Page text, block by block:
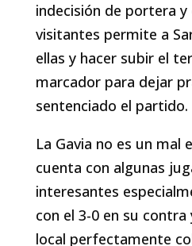
indecisión de portera y
visitantes permite a
ellas y hacer subir el
marcador para dejar
sentenciado el partido.
La Gavia no es un mal
cuenta con algunas
interesantes
con el 3-0 en su
local perfectamente